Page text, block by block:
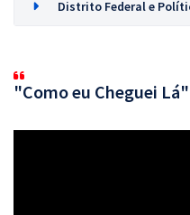
Distrito Federal e
"Como eu Cheguei